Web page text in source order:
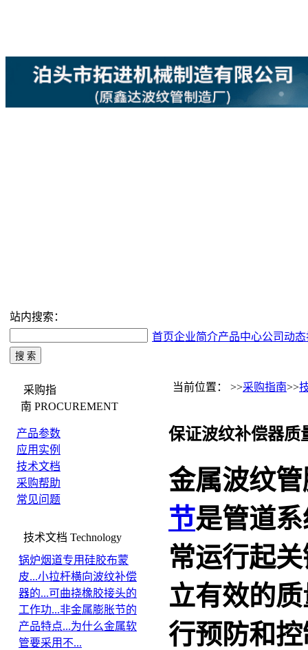
站内搜索：
首页企业简介产品中心公司动态
采购指
南 PROCUREMENT
产品参数
应用实例
技术文档
采购帮助
常见问题
技术文档 Technology
锅炉烟道专用硅胶布蒙
皮...小拉杆横向波纹补偿
器的...可曲挠橡胶接头的
工作功...非金属膨胀节的
产品特点...为什么金属软
管要采用不...
当前位置： >>采购指南>>
保证波纹补偿器质
金属波纹
节是管道
常运行起
立有效的
行预防和